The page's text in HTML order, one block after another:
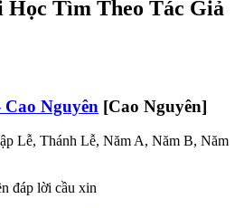
Học Tìm Theo Tác Giả
Nguyên [Cao Nguyên]
Lễ, Thánh Lễ, Năm A, Năm B, Năm
đáp lời cầu xin